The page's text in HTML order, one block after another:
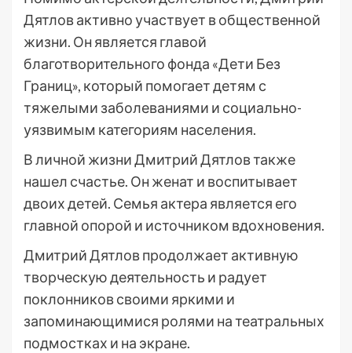
Дятлов активно участвует в общественной
жизни. Он является главой
благотворительного фонда «Дети Без
Границ», который помогает детям с
тяжелыми заболеваниями и социально-
уязвимым категориям населения.
В личной жизни Дмитрий Дятлов также
нашел счастье. Он женат и воспитывает
двоих детей. Семья актера является его
главной опорой и источником вдохновения.
Дмитрий Дятлов продолжает активную
творческую деятельность и радует
поклонников своими яркими и
запоминающимися ролями на театральных
подмостках и на экране.